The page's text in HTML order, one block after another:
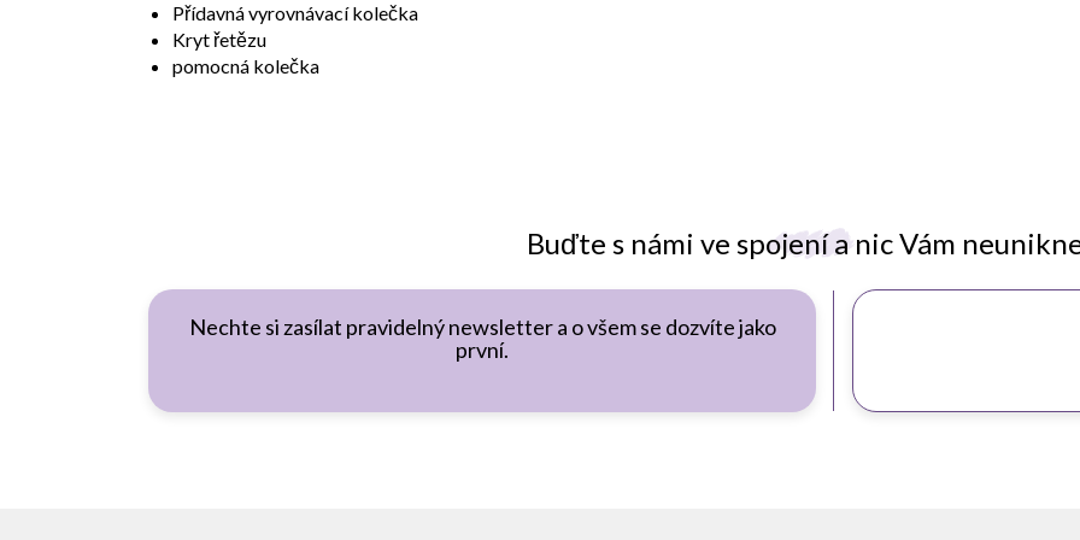
Buďte s námi ve spojení a nic Vám
Nechte si zasílat pravidelný newsletter a o všem se dozvíte jako
první.
Přídavná vyrovnávací kolečka
Kryt řetězu
pomocná kolečka